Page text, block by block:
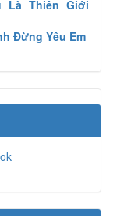
Là Thiên Giới
Đừng Yêu Em